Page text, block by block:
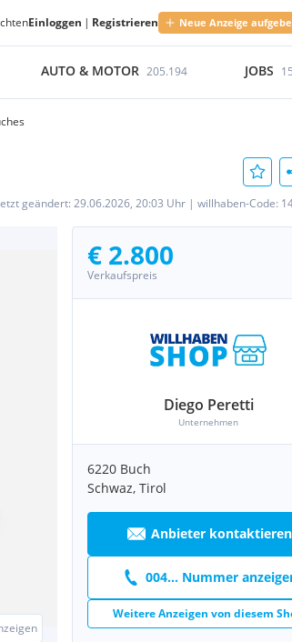
Einloggen | Registrieren Neue Anzeige
AUTO & MOTOR 205.194 JOBS
geändert: 29.06.2026, 20:03 Uhr | willhaben-Code:
€ 2.800
Verkaufspreis
Diego Peretti
Unternehmen
6220 Buch
Schwaz, Tirol
Anbieter kontaktieren
004... Nummer
Weitere Anzeigen von diesem